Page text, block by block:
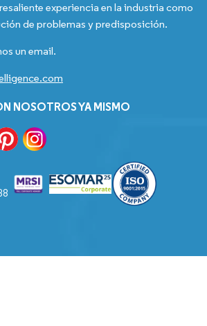
experiencia en la industria como
de problemas y predisposición.
un email.
NOSOTROS YA MISMO